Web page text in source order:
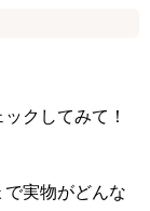
クしてみて！
実物がどんな